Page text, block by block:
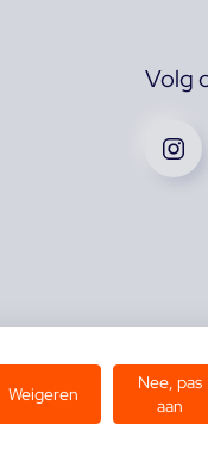
Volg
Weigeren
Nee, pas
aan